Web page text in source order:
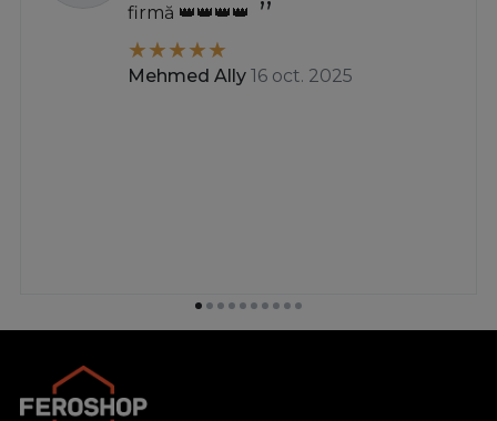
firmă 👑👑👑👑
Mehmed Ally 16 oct. 2025